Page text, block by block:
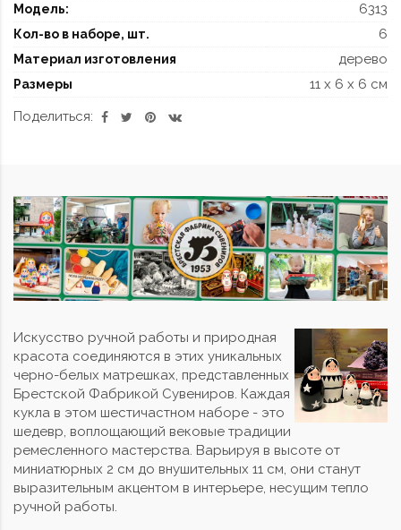
Модель: 6313
Кол-во в наборе, шт. 6
Материал изготовления дерево
Размеры
11 x 6 x 6 см
Поделиться:
Искусство ручной работы и природная
красота соединяются в этих уникальных
черно-белых матрешках, представленных
Брестской Фабрикой Сувениров. Каждая
кукла в этом шестичастном наборе - это
шедевр, воплощающий вековые традиции
ремесленного мастерства. Варьируя в высоте от
миниатюрных 2 см до внушительных 11 см, они станут
выразительным акцентом в интерьере, несущим тепло
ручной работы.